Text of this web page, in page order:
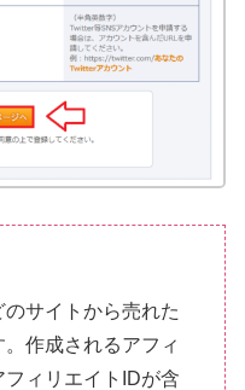
サイトから売れた
作成されるアフィ
ィリエイトIDが含